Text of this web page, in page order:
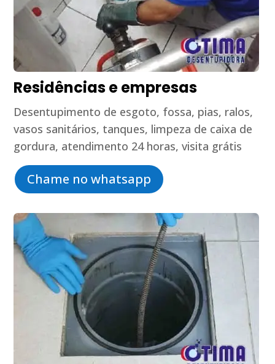
Residências e empresas
Desentupimento de esgoto, fossa, pias, ralos,
vasos sanitários, tanques, limpeza de caixa de
gordura, atendimento 24 horas, visita grátis
Chame no whatsapp